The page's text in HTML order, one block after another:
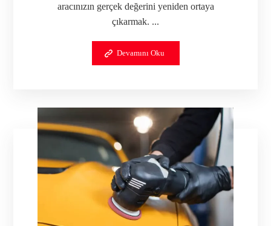
aracınızın gerçek değerini yeniden ortaya
çıkarmak. ...
Devamını Oku